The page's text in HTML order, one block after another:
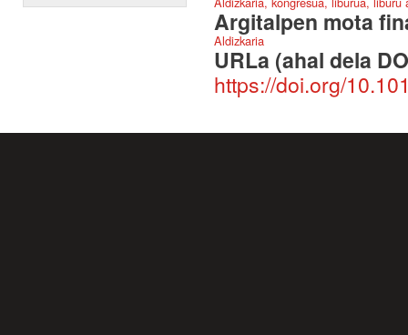
Argitalpen mota
Aldizkaria
URLa (ahal dela
https://doi.org/